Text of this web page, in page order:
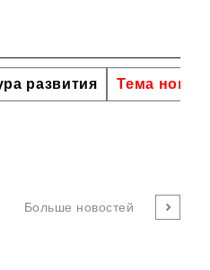
развития Тема номера
Больше новостей